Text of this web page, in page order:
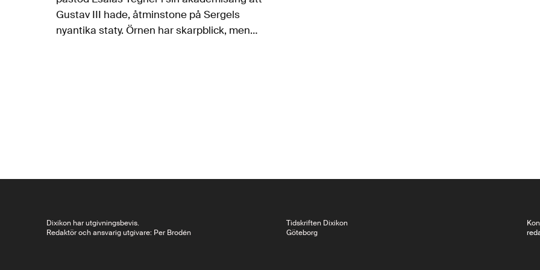
Gustav III hade, åtminstone på Sergels
nyantika staty. Örnen har skarpblick, men
Dixikon har utgivningsbevis.
Redaktör och ansvarig utgivare: Per Brodén
Tidskriften Dixikon
Göteborg